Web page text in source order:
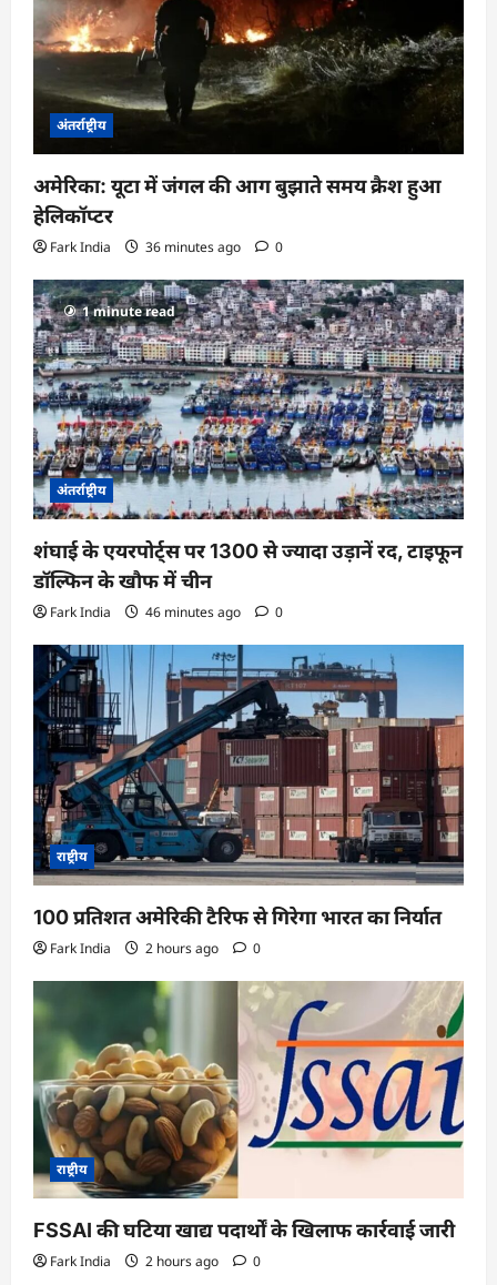
अंतर्राष्ट्रीय
अमेरिका: यूटा में जंगल की आग बुझाते समय क्रैश हुआ
हेलिकॉप्टर
Fark India 36 minutes ago 0
1 minute read
अंतर्राष्ट्रीय
शंघाई के एयरपोर्ट्स पर 1300 से ज्यादा उड़ानें रद, टाइफून
डॉल्फिन के खौफ में चीन
Fark India 46 minutes ago 0
राष्ट्रीय
100 प्रतिशत अमेरिकी टैरिफ से गिरेगा भारत का निर्यात
Fark India 2 hours ago 0
राष्ट्रीय
FSSAI की घटिया खाद्य पदार्थों के खिलाफ कार्रवाई जारी
Fark India 2 hours ago 0